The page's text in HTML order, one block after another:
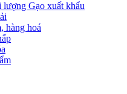
Gạo xuất khẩu
hàng hoá